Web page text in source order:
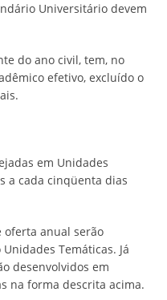
Universitário devem
do ano civil, tem, no
efetivo, excluído o
em Unidades
a cada cinqüenta dias
oferta anual serão
Temáticas. Já
desenvolvidos em
na forma descrita acima.